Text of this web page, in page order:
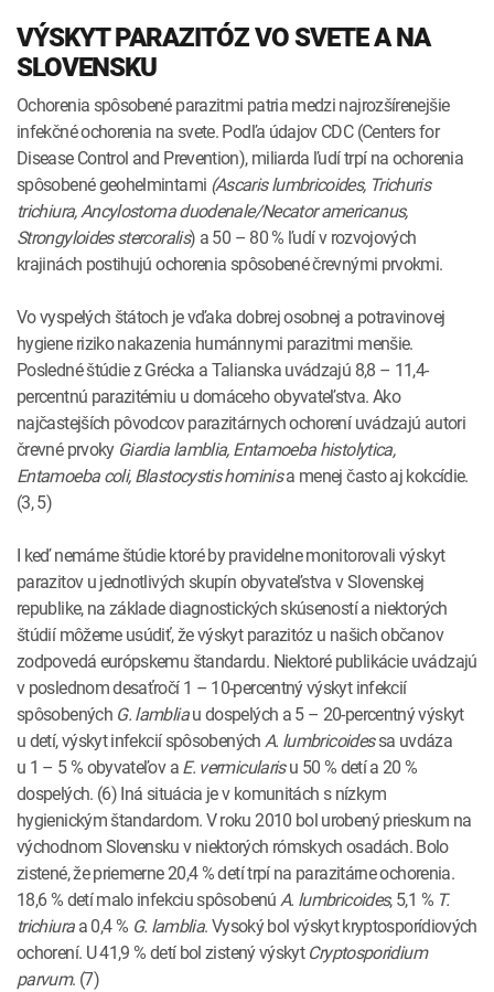
VÝSKYT PARAZITÓZ VO SVETE A NA
SLOVENSKU
Ochorenia spôsobené parazitmi patria medzi najrozšírenejšie
infekčné ochorenia na svete. Podľa údajov CDC (Centers for
Disease Control and Prevention), miliarda ľudí trpí na ochorenia
spôsobené geohelmintami (Ascaris lumbricoides, Trichuris
trichiura, Ancylostoma duodenale/Necator americanus,
Strongyloides stercoralis) a 50 – 80 % ľudí v rozvojových
krajinách postihujú ochorenia spôsobené črevnými prvokmi.
Vo vyspelých štátoch je vďaka dobrej osobnej a potravinovej
hygiene riziko nakazenia humánnymi parazitmi menšie.
Posledné štúdie z Grécka a Talianska uvádzajú 8,8 – 11,4-
percentnú parazitémiu u domáceho obyvateľstva. Ako
najčastejších pôvodcov parazitárnych ochorení uvádzajú autori
črevné prvoky Giardia lamblia, Entamoeba histolytica,
Entamoeba coli, Blastocystis hominisa menej často aj kokcídie.
(3, 5)
I keď nemáme štúdie ktoré by pravidelne monitorovali výskyt
parazitov u jednotlivých skupín obyvateľstva v Slovenskej
republike, na základe diagnostických skúseností a niektorých
štúdií môžeme usúdiť, že výskyt parazitóz u našich občanov
zodpovedá európskemu štandardu. Niektoré publikácie uvádzajú
v poslednom desaťročí 1 – 10-percentný výskyt infekcií
spôsobených G. lambliau dospelých a 5 – 20-percentný výskyt
u detí, výskyt infekcií spôsobenýchA. lumbricoidessa uvdáza
u 1 – 5 % obyvateľov aE. vermicularisu 50 % detí a 20 %
dospelých. (6) Iná situácia je v komunitách s nízkym
hygienickým štandardom. V roku 2010 bol urobený prieskum na
východnom Slovensku v niektorých rómskych osadách. Bolo
zistené, že priemerne 20,4 % detí trpí na parazitárne ochorenia.
18,6 % detí malo infekciu spôsobenúA. lumbricoides, 5,1 %T.
trichiuraa 0,4 % G. lamblia. Vysoký bol výskyt kryptosporídiových
ochorení. U 41,9 % detí bol zistený výskytCryptosporidium
parvum. (7)